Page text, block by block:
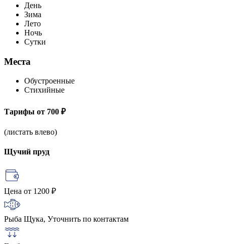
День
Зима
Лето
Ночь
Сутки
Места
Обустроенные
Стихийные
Тарифы от 700 ₽
(листать влево)
Щучий пруд
Цена от 1200 ₽
Рыба Щука, Уточнить по контактам